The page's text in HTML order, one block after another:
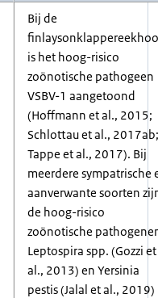
Bij de
is het hoog-risico
zoönotische pathogeen
VSBV-1 aangetoond
(Hoffmann et al., 2015;
Schlottau et al., 2017ab;
Tappe et al., 2017). Bij
meerdere sympatrische
aanverwante soorten
de hoog-risico
zoönotische
Leptospira spp. (Gozzi et
al., 2013) en Yersinia
pestis (Jalal et al., 2019)